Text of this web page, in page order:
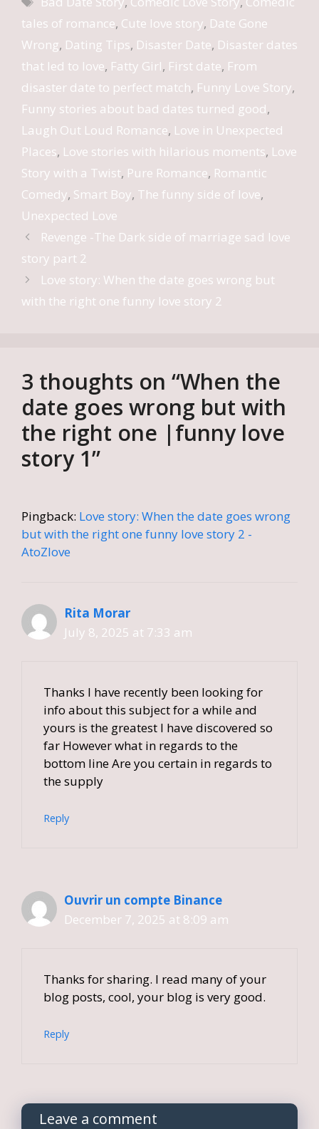
tales of romance, Cute love story, Date Gone
Wrong, Dating Tips, Disaster Date, Disaster dates
that led to love, Fatty Girl, First date, From
disaster date to perfect match, Funny Love Story,
Funny stories about bad dates turned good,
Laugh Out Loud Romance, Love in Unexpected
Places, Love stories with hilarious moments, Love
Story with a Twist, Pure Romance, Romantic
Comedy, Smart Boy, The funny side of love,
Unexpected Love
Revenge -The Dark side of marriage sad love
story part 2
Love story: When the date goes wrong but
with the right one funny love story 2
3 thoughts on “When the
date goes wrong but with
the right one |funny love
story 1”
Pingback: Love story: When the date goes wrong
but with the right one funny love story 2 -
AtoZlove
Rita Morar
July 8, 2025 at 7:33 am
Thanks I have recently been looking for
info about this subject for a while and
yours is the greatest I have discovered so
far However what in regards to the
bottom line Are you certain in regards to
the supply
Reply
Ouvrir un compte Binance
December 7, 2025 at 8:09 am
Thanks for sharing. I read many of your
blog posts, cool, your blog is very good.
Reply
Leave a comment